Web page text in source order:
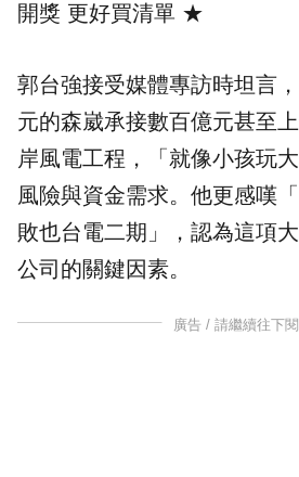
開獎 更好買清單 ★
郭台強接受媒體專訪時坦言
元的森崴承接數百億元甚至
岸風電工程，「就像小孩玩
風險與資金需求。他更感嘆
敗也台電二期」，認為這項
公司的關鍵因素。
廣告 / 請繼續往下